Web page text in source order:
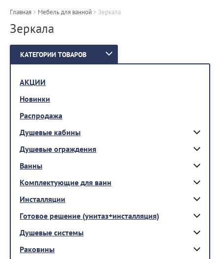
Главная > Мебель для ванной > Зеркала
Зеркала
КАТЕГОРИИ ТОВАРОВ
АКЦИИ
Новинки
Распродажа
Душевые кабины
Душевые ограждения
Ванны
Комплектующие для ванн
Инсталляции
Готовое решение (унитаз+инсталляция)
Душевые системы
Раковины